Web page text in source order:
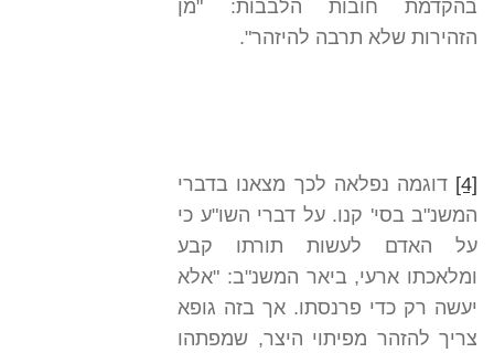
בהקדמת חובות הלבבות: "מן
הזהירות שלא תרבה להיזהר".
[4] דוגמה נפלאה לכך מצאנו בדברי
המשנ"ב בסי' קנו. על דברי השו"ע כי
על האדם לעשות תורתו קבע
ומלאכתו ארעי, ביאר המשנ"ב: "אלא
יעשה רק כדי פרנסתו. אך בזה גופא
צריך להזהר מפיתוי היצר, שמפתהו